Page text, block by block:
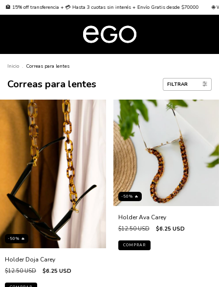
+ 💳 Hasta 3 cuotas sin interés + Envío Gratis desde $70000 🌐 Worldwide
Inicio . Correas para lentes
Correas para lentes FILTRAR
-50% 🔥
Holder Doja Carey
$12.50 USD $6.25 USD
-50% 🔥
Holder Ava Carey
$12.50 USD $6.25 USD